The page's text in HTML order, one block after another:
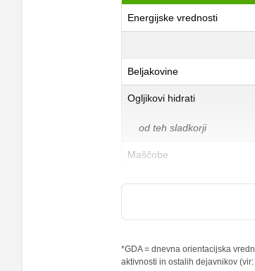
Energijske vrednosti
Beljakovine
Ogljikovi hidrati
od teh sladkorji
Maščobe
od teh nasičene
Železo
*GDA = dnevna orientacijska
aktivnosti in ostalih dejavnikov (vir: